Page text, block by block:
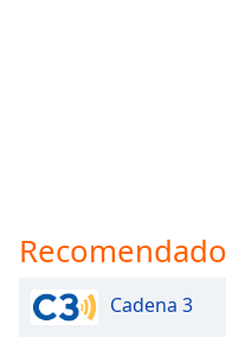
Recomendado
Cadena 3